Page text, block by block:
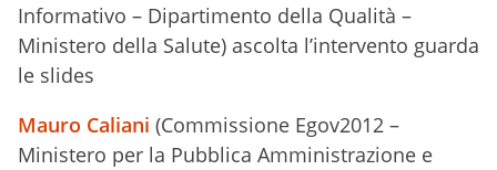
Informativo – Dipartimento della Qualità –
Ministero della Salute) ascolta l’intervento guarda
le slides
Mauro Caliani (Commissione Egov2012 –
Ministero per la Pubblica Amministrazione e